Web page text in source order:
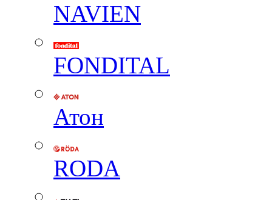
NAVIEN
FONDITAL
Атон
RODA